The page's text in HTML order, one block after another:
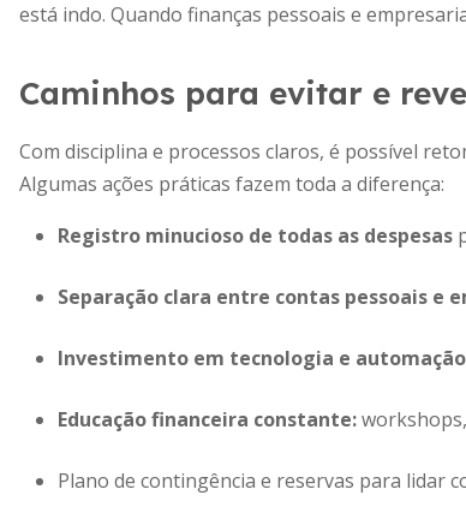
está indo. Quando finanças pessoais e
Caminhos para evitar e
Com disciplina e processos claros, é possível
Algumas ações práticas fazem toda a diferença:
Registro minucioso de todas as despesas
Separação clara entre contas pessoais e
Investimento em tecnologia e automação
Educação financeira constante:
Plano de contingência e reservas para lidar